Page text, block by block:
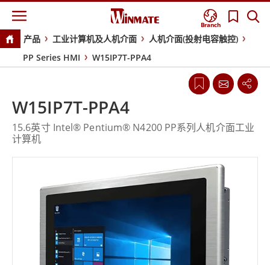
Branch
产品 工业计算机及人机介面
人机介面(投射电容触控)
PP Series HMI
W15IP7T-PPA4
W15IP7T-PPA4
15.6英寸 Intel® Pentium® N4200 PP系列人机介面工业
计算机